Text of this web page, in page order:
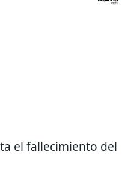
el fallecimiento del